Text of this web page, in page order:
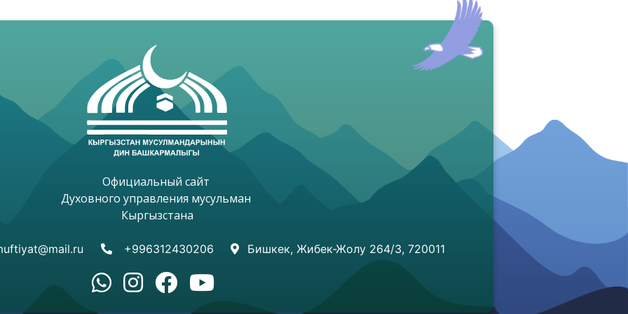
Официальный сайт
Духовного управления мусульман
Кыргызстана
+996312430206 Бишкек, Жибек-Жолу 264/3, 720011